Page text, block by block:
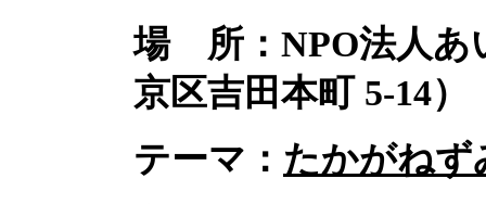
場 所：NPO法人あ
京区吉田本町 5-14）
テーマ： たかがねず